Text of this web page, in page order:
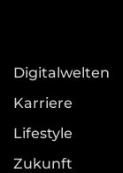
Digitalwelten
Karriere
Lifestyle
Zukunft